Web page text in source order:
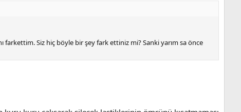
farkettim. Siz hiç böyle bir şey fark ettiniz mi? Sanki yarım sa önce